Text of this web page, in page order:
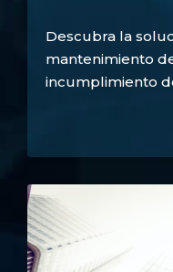
Descubra la
mantenimiento
incumplimiento